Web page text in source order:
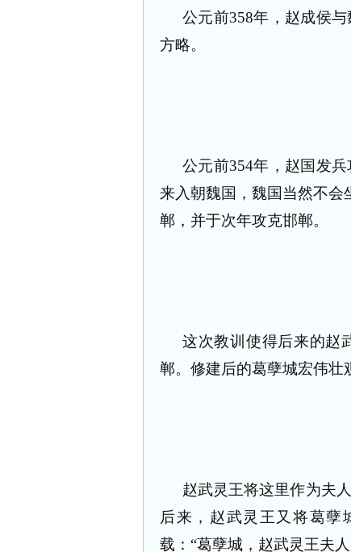
公元前358年，赵成侯
方略。
公元前354年，赵国发
来入朝魏国，魏国当然不会
郸，并于次年攻克邯郸。
这次教训使得后来的赵
郸。修建后的葛孽城宏伟壮
赵武灵王将这里作为夫
后来，赵武灵王又将葛孽
载：“葛孽城，赵武灵王夫